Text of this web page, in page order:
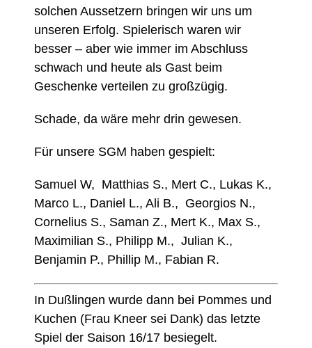
solchen Aussetzern bringen wir uns um
unseren Erfolg. Spielerisch waren wir
besser – aber wie immer im Abschluss
schwach und heute als Gast beim
Geschenke verteilen zu großzügig.
Schade, da wäre mehr drin gewesen.
Für unsere SGM haben gespielt:
Samuel W, Matthias S., Mert C., Lukas K.,
Marco L., Daniel L., Ali B., Georgios N.,
Cornelius S., Saman Z., Mert K., Max S.,
Maximilian S., Philipp M., Julian K.,
Benjamin P., Phillip M., Fabian R.
In Dußlingen wurde dann bei Pommes und
Kuchen (Frau Kneer sei Dank) das letzte
Spiel der Saison 16/17 besiegelt.